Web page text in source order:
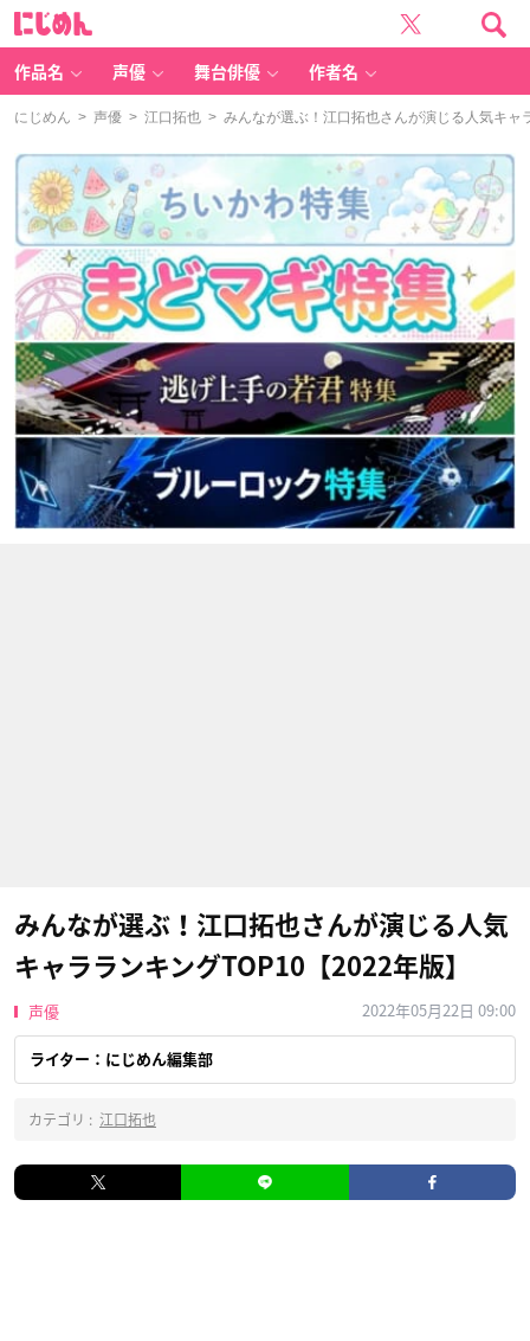
作品名 声優 舞台俳優 作者名
にじめん > 声優 > 江口拓也 > みんなが選ぶ！江口拓也さんが演じる人気キャ
みんなが選ぶ！江口拓也さんが演じる人気
キャラランキングTOP10【2022年版】
声優 2022年05月22日 09:00
ライター：にじめん編集部
カテゴリ : 江口拓也